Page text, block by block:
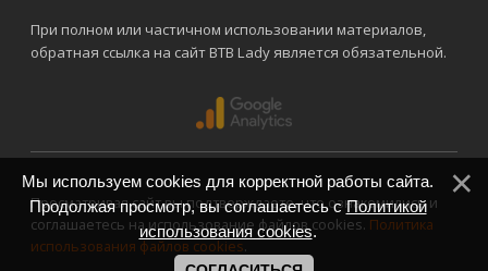
При полном или частичном использовании материалов,
обратная ссылка на сайт BTB Lady является обязательной.
Просматривая сайт вы подтверждаете, что ознакомились и
соглашаетесь на использование файлов cookies. Политика
использования файлов cookies.
Мы используем cookies для корректной работы сайта.
Продолжая просмотр, вы соглашаетесь сПолитикой
использования cookies.